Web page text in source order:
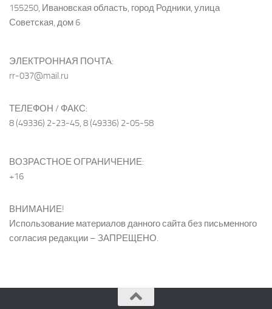
155250, Ивановская область, город Родники, улица
Советская, дом 6
ЭЛЕКТРОННАЯ ПОЧТА:
rr-037@mail.ru
ТЕЛЕФОН / ФАКС:
8 (49336) 2-23-45, 8 (49336) 2-05-58
ВОЗРАСТНОЕ ОГРАНИЧЕНИЕ:
+16
ВНИМАНИЕ!
Использование материалов данного сайта без письменного
согласия редакции – ЗАПРЕЩЕНО.